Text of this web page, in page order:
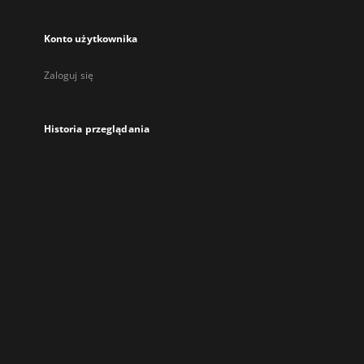
Konto użytkownika
Zaloguj się
Historia przeglądania